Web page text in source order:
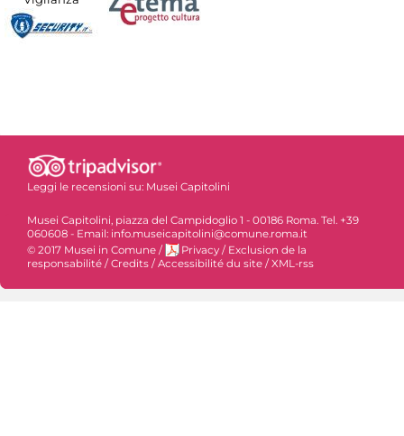
Leggi le recensioni su: Musei Capitolini
Musei Capitolini, piazza del Campidoglio 1 - 00186 Roma. Tel. +39
060608 - Email: info.museicapitolini@comune.roma.it
© 2017 Musei in Comune / Privacy / Exclusion de la
responsabilité / Credits / Accessibilité du site / XML-rss